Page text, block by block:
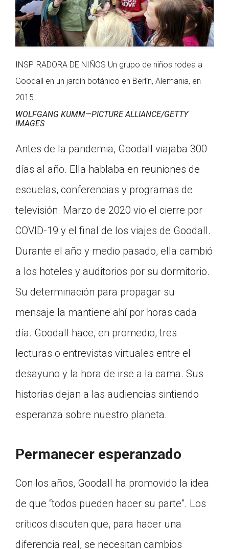
INSPIRADORA DE NIÑOS Un grupo de niños rodea a
Goodall en un jardín botánico en Berlín, Alemania, en
2015.
WOLFGANG KUMM—PICTURE ALLIANCE/GETTY
IMAGES
Antes de la pandemia, Goodall viajaba 300
días al año. Ella hablaba en reuniones de
escuelas, conferencias y programas de
televisión. Marzo de 2020 vio el cierre por
COVID-19 y el final de los viajes de Goodall.
Durante el año y medio pasado, ella cambió
a los hoteles y auditorios por su dormitorio.
Su determinación para propagar su
mensaje la mantiene ahí por horas cada
día. Goodall hace, en promedio, tres
lecturas o entrevistas virtuales entre el
desayuno y la hora de irse a la cama. Sus
historias dejan a las audiencias sintiendo
esperanza sobre nuestro planeta.
Permanecer esperanzado
Con los años, Goodall ha promovido la idea
de que “todos pueden hacer su parte”. Los
críticos discuten que, para hacer una
diferencia real, se necesitan cambios